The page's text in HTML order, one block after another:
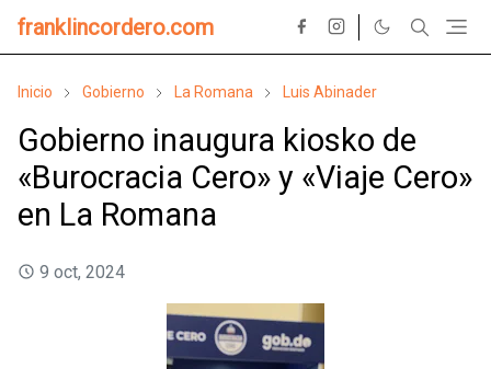
franklincordero.com
Inicio Gobierno La Romana Luis Abinader
Gobierno inaugura kiosko de
«Burocracia Cero» y «Viaje Cero»
en La Romana
9 oct, 2024